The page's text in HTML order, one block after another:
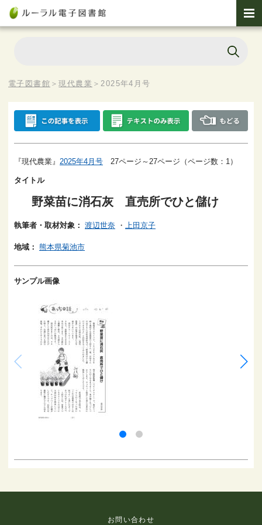
電子図書館 ＞現代農業 ＞2025年4月号
『現代農業』 2025年4月号 27ページ～27ページ（ページ数：1）
タイトル
野菜苗に消石灰 直売所でひと儲け
執筆者・取材対象： 渡辺世奈 ・ 上田京子
地域： 熊本県菊池市
サンプル画像
お問い合わせ